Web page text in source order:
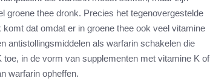
groene thee dronk. Precies het tegenovergestelde
dat omdat er in groene thee ook veel vitamine
antistollingsmiddelen als warfarin schakelen die
in de vorm van supplementen met vitamine K of
warfarin opheffen.